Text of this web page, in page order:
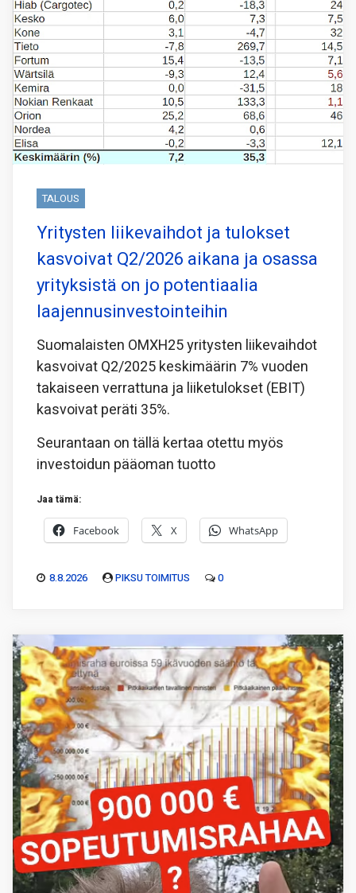
TALOUS
Yritysten liikevaihdot ja tulokset
kasvoivat Q2/2026 aikana ja osassa
yrityksistä on jo potentiaalia
laajennusinvestointeihin
Suomalaisten OMXH25 yritysten liikevaihdot
kasvoivat Q2/2025 keskimäärin 7% vuoden
takaiseen verrattuna ja liiketulokset (EBIT)
kasvoivat peräti 35%.
Seurantaan on tällä kertaa otettu myös
investoidun pääoman tuotto
Jaa tämä:
Facebook X WhatsApp
8.8.2026 PIKSU TOIMITUS 0